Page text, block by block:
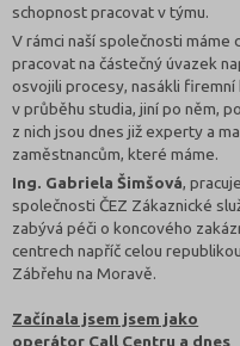
schopnost pracovat v týmu.
V rámci naší společnosti
pracovat na částečný úvazek
osvojili procesy, nasákli
v průběhu studia, jiní po něm,
z nich jsou dnes již experty a
zaměstnancům, které máme.
Ing. Gabriela Šimšová,
společnosti ČEZ Zákaznické
zabývá péči o koncového
centrech napříč celou
Zábřehu na Moravě.
Začínala jsem jsem jako
operátor Call Centru a dnes